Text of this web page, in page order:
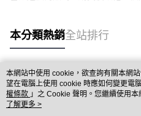
本分類熱銷全站排行
熱門標籤
本網站中使用 cookie，欲查詢有關本網
望在電腦上使用 cookie 時應如何變更電
權條款 」之 Cookie 聲明。您繼續使用
用條款之 Cookie 聲明使用 cookie。
了解更多 >